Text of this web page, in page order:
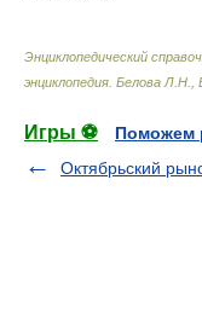
Энциклопедический
энциклопедия Белова Л.Н.,
Игры ⚽
Поможем
Октябрьский